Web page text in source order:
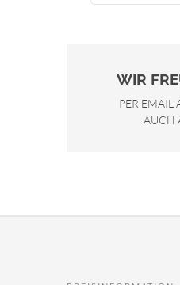
WIR
PER EMAIL
AUCH